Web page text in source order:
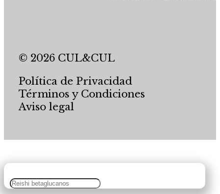
© 2026 CUL&CUL
Política de Privacidad
Términos y Condiciones
Aviso legal